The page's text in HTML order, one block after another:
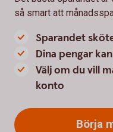
så smart att
Sparandet
Dina pengar
Välj om du vill
konto
Börja